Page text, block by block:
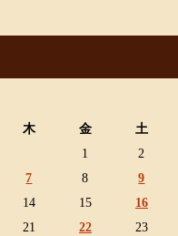
木 金 土
1
2
7 8
9
14 15
16
21 22
23